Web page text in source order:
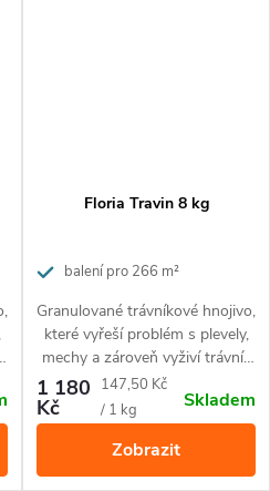
Floria Travin 8 kg
balení pro 266 m²
Granulované trávníkové hnojivo,
které vyřeší problém s plevely,
mechy a zároveň vyživí trávník
a aktivuje půdu. Působí po
dobu 2 měsíců. Jednoduchá
aplikace - k přímému posypání
do trávníku pomocí přiložené
odměrky. Hnojivo je bezpečné
1 180
Kč
Měrná
cena:
147,50 Kč
/ 1 kg
Skladem
Zobrazit